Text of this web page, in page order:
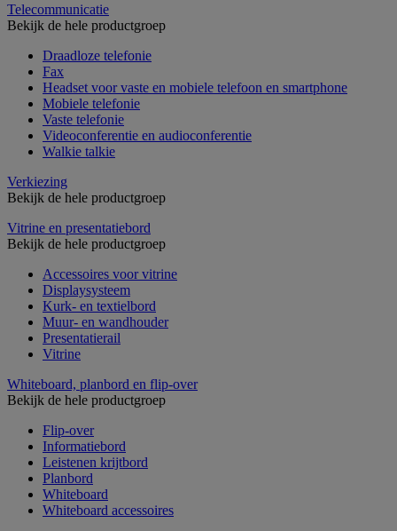
Telecommunicatie
Bekijk de hele productgroep
Draadloze telefonie
Fax
Headset voor vaste en mobiele telefoon en smartphone
Mobiele telefonie
Vaste telefonie
Videoconferentie en audioconferentie
Walkie talkie
Verkiezing
Bekijk de hele productgroep
Vitrine en presentatiebord
Bekijk de hele productgroep
Accessoires voor vitrine
Displaysysteem
Kurk- en textielbord
Muur- en wandhouder
Presentatierail
Vitrine
Whiteboard, planbord en flip-over
Bekijk de hele productgroep
Flip-over
Informatiebord
Leistenen krijtbord
Planbord
Whiteboard
Whiteboard accessoires